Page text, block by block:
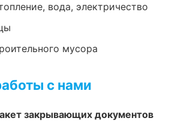
вода, электричество
мусора
с нами
закрывающих документов